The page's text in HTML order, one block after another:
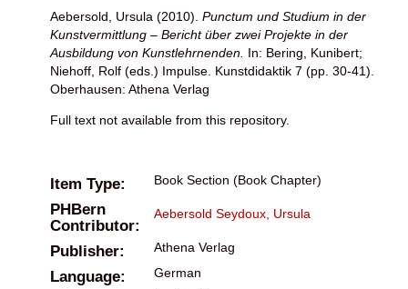
Aebersold, Ursula (2010). Punctum und Studium in der
Kunstvermittlung – Bericht über zwei Projekte in der
Ausbildung von Kunstlehrnenden. In: Bering, Kunibert;
Niehoff, Rolf (eds.) Impulse. Kunstdidaktik 7 (pp. 30-41).
Oberhausen: Athena Verlag
Full text not available from this repository.
Item Type: Book Section (Book Chapter)
PHBern
Contributor:
Aebersold Seydoux, Ursula
Publisher: Athena Verlag
Language: German